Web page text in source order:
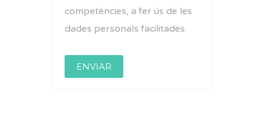
competències, a fer ús de les
dades personals facilitades.